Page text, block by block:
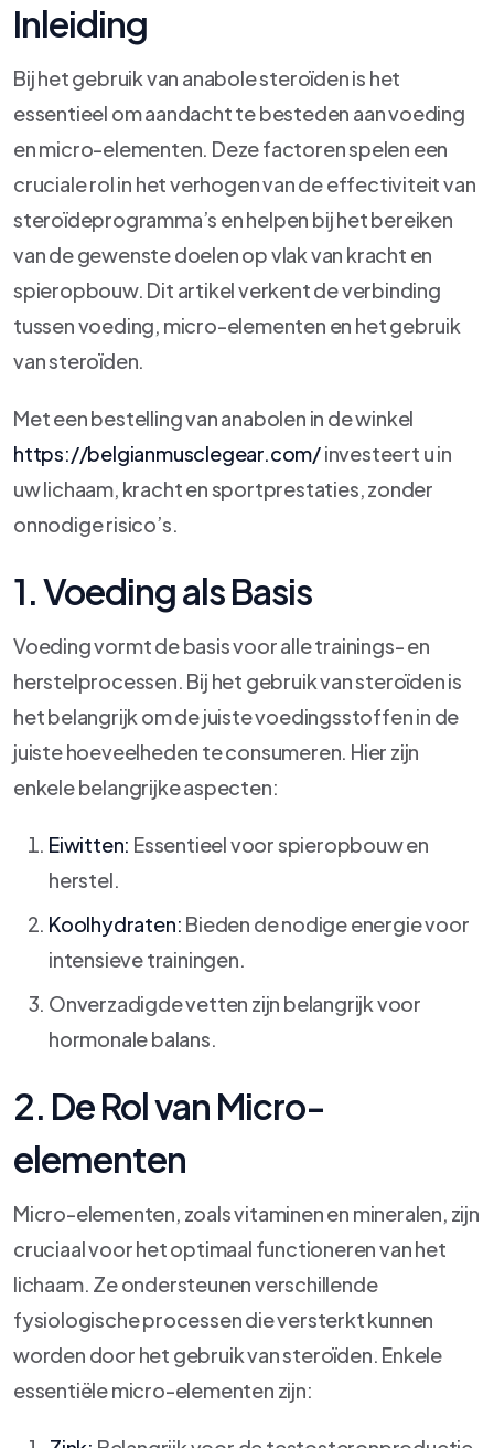
Inleiding
Bij het gebruik van anabole steroïden is het
essentieel om aandacht te besteden aan voeding
en micro-elementen. Deze factoren spelen een
cruciale rol in het verhogen van de effectiviteit van
steroïdeprogramma’s en helpen bij het bereiken
van de gewenste doelen op vlak van kracht en
spieropbouw. Dit artikel verkent de verbinding
tussen voeding, micro-elementen en het gebruik
van steroïden.
Met een bestelling van anabolen in de winkel
https://belgianmusclegear.com/investeert u in
uw lichaam, kracht en sportprestaties, zonder
onnodige risico’s.
1. Voeding als Basis
Voeding vormt de basis voor alle trainings- en
herstelprocessen. Bij het gebruik van steroïden is
het belangrijk om de juiste voedingsstoffen in de
juiste hoeveelheden te consumeren. Hier zijn
enkele belangrijke aspecten:
Eiwitten: Essentieel voor spieropbouw en
herstel.
Koolhydraten: Bieden de nodige energie voor
intensieve trainingen.
Onverzadigde vetten zijn belangrijk voor
hormonale balans.
2. De Rol van Micro-
elementen
Micro-elementen, zoals vitaminen en mineralen, zijn
cruciaal voor het optimaal functioneren van het
lichaam. Ze ondersteunen verschillende
fysiologische processen die versterkt kunnen
worden door het gebruik van steroïden. Enkele
essentiële micro-elementen zijn: